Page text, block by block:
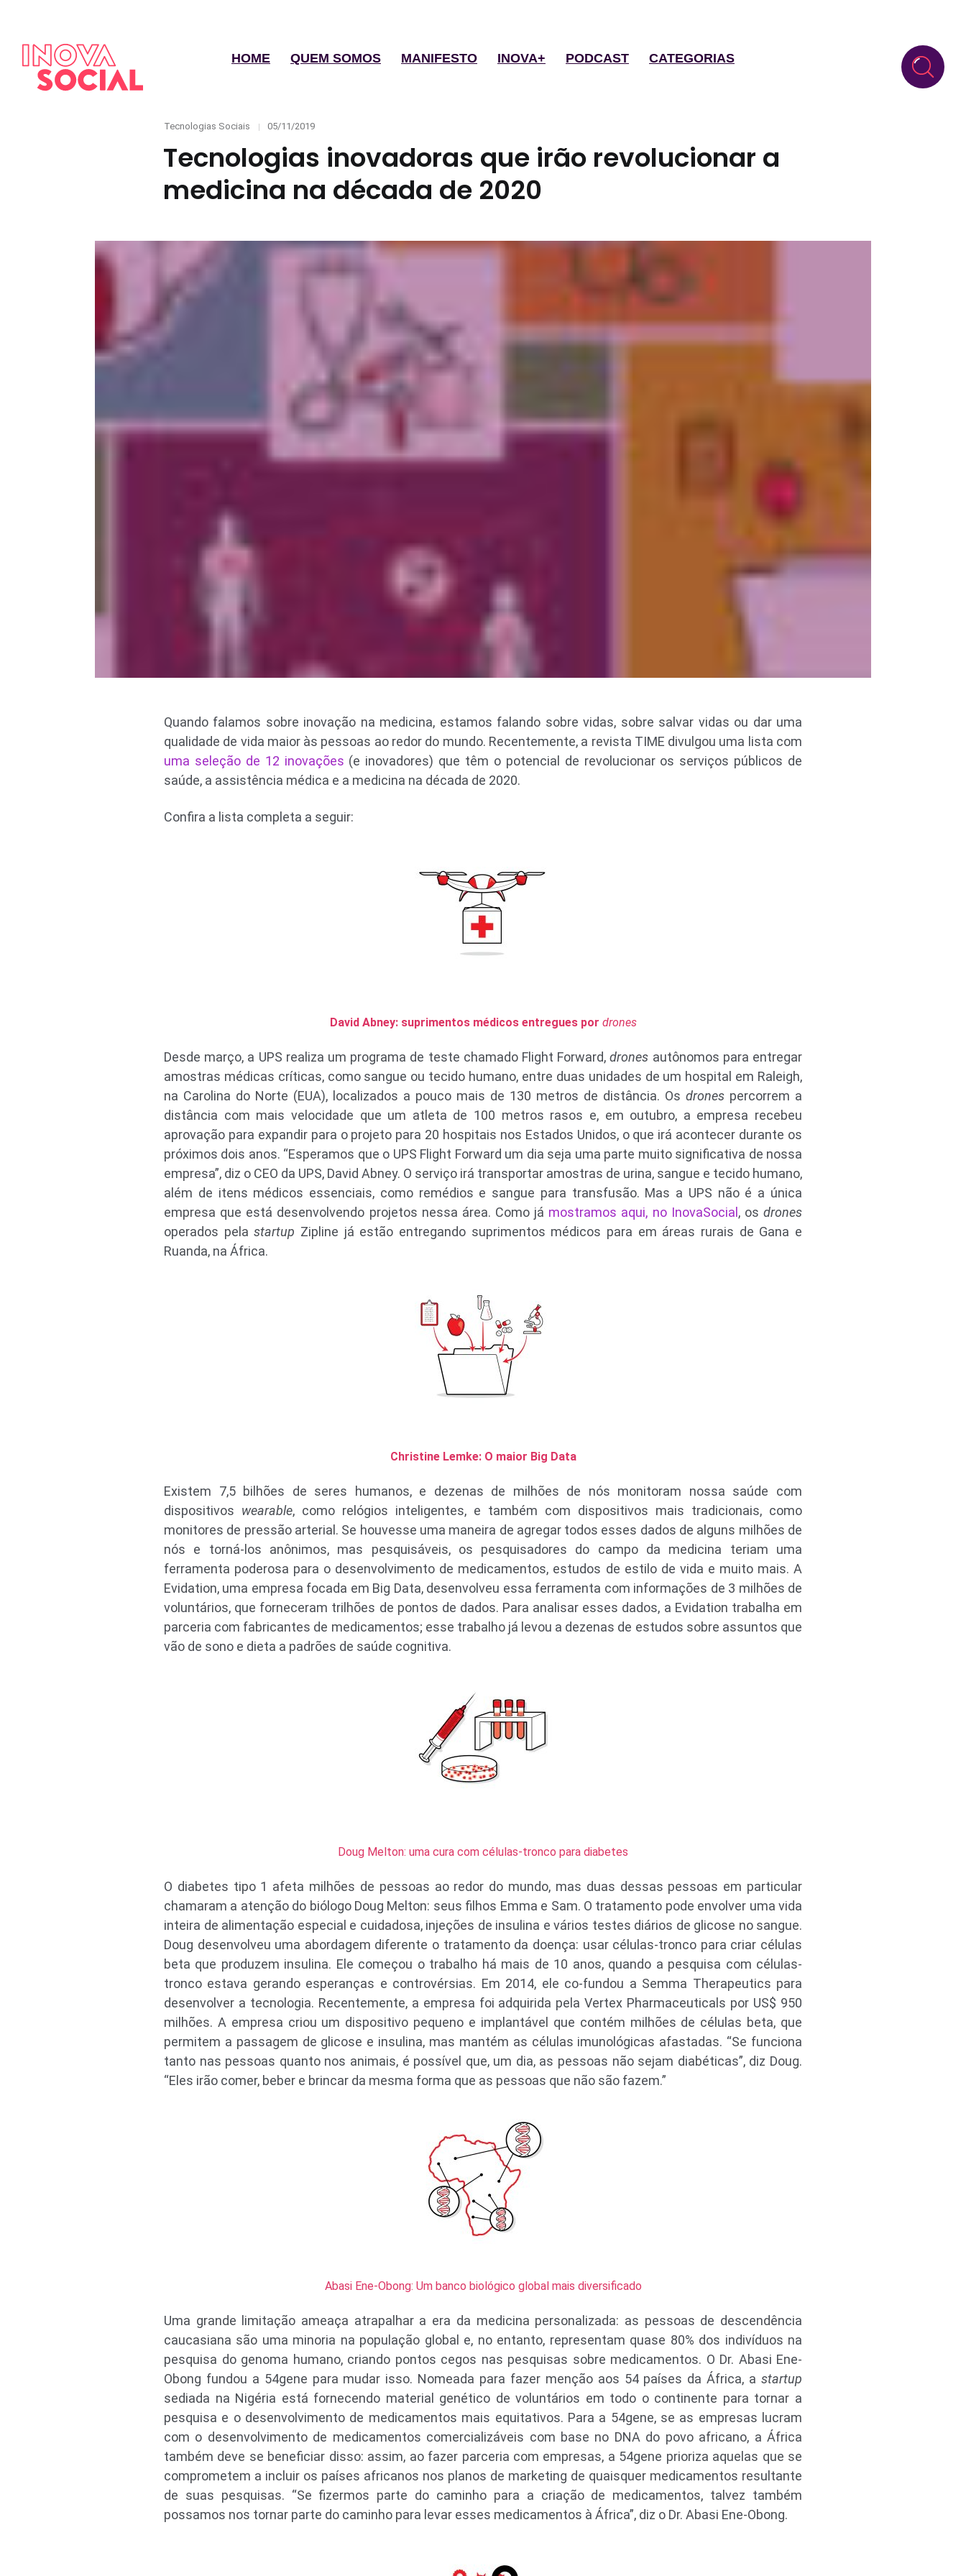
HOME QUEM SOMOS MANIFESTO INOVA+ PODCAST CATEGORIAS
Categories
Tecnologias Sociais
Posted
05/11/2019
Tecnologias inovadoras que irão revolucionar a
medicina na década de 2020
Quando falamos sobre inovação na medicina, estamos falando sobre vidas, sobre salvar vidas ou dar uma
qualidade de vida maior às pessoas ao redor do mundo. Recentemente, a revista TIME divulgou uma lista com
uma seleção de 12 inovações (e inovadores) que têm o potencial de revolucionar os serviços públicos de
saúde, a assistência médica e a medicina na década de 2020.
Confira a lista completa a seguir:
David Abney: suprimentos médicos entregues por drones
Desde março, a UPS realiza um programa de teste chamado Flight Forward,drones autônomos para entregar
amostras médicas críticas, como sangue ou tecido humano, entre duas unidades de um hospital em Raleigh,
na Carolina do Norte (EUA), localizados a pouco mais de 130 metros de distância. Os drones percorrem a
distância com mais velocidade que um atleta de 100 metros rasos e, em outubro, a empresa recebeu
aprovação para expandir para o projeto para 20 hospitais nos Estados Unidos, o que irá acontecer durante os
próximos dois anos. “Esperamos que o UPS Flight Forward um dia seja uma parte muito significativa de nossa
empresa”, diz o CEO da UPS, David Abney. O serviço irá transportar amostras de urina, sangue e tecido humano,
além de itens médicos essenciais, como remédios e sangue para transfusão. Mas a UPS não é a única
empresa que está desenvolvendo projetos nessa área. Como já mostramos aqui, no InovaSocial , osdrones
operados pelastartup Zipline já estão entregando suprimentos médicos para em áreas rurais de Gana e
Ruanda, na África.
Christine Lemke: O maior Big Data
Existem 7,5 bilhões de seres humanos, e dezenas de milhões de nós monitoram nossa saúde com
dispositivos wearable, como relógios inteligentes, e também com dispositivos mais tradicionais, como
monitores de pressão arterial. Se houvesse uma maneira de agregar todos esses dados de alguns milhões de
nós e torná-los anônimos, mas pesquisáveis, os pesquisadores do campo da medicina teriam uma
ferramenta poderosa para o desenvolvimento de medicamentos, estudos de estilo de vida e muito mais. A
Evidation, uma empresa focada em Big Data, desenvolveu essa ferramenta com informações de 3 milhões de
voluntários, que forneceram trilhões de pontos de dados. Para analisar esses dados, a Evidation trabalha em
parceria com fabricantes de medicamentos; esse trabalho já levou a dezenas de estudos sobre assuntos que
vão de sono e dieta a padrões de saúde cognitiva.
Doug Melton: uma cura com células-tronco para diabetes
O diabetes tipo 1 afeta milhões de pessoas ao redor do mundo, mas duas dessas pessoas em particular
chamaram a atenção do biólogo Doug Melton: seus filhos Emma e Sam. O tratamento pode envolver uma vida
inteira de alimentação especial e cuidadosa, injeções de insulina e vários testes diários de glicose no sangue.
Doug desenvolveu uma abordagem diferente o tratamento da doença: usar células-tronco para criar células
beta que produzem insulina. Ele começou o trabalho há mais de 10 anos, quando a pesquisa com células-
tronco estava gerando esperanças e controvérsias. Em 2014, ele co-fundou a Semma Therapeutics para
desenvolver a tecnologia. Recentemente, a empresa foi adquirida pela Vertex Pharmaceuticals por US$ 950
milhões. A empresa criou um dispositivo pequeno e implantável que contém milhões de células beta, que
permitem a passagem de glicose e insulina, mas mantém as células imunológicas afastadas. “Se funciona
tanto nas pessoas quanto nos animais, é possível que, um dia, as pessoas não sejam diabéticas”, diz Doug.
“Eles irão comer, beber e brincar da mesma forma que as pessoas que não são fazem.”
Abasi Ene-Obong: Um banco biológico global mais diversificado
Uma grande limitação ameaça atrapalhar a era da medicina personalizada: as pessoas de descendência
caucasiana são uma minoria na população global e, no entanto, representam quase 80% dos indivíduos na
pesquisa do genoma humano, criando pontos cegos nas pesquisas sobre medicamentos. O Dr. Abasi Ene-
Obong fundou a 54gene para mudar isso. Nomeada para fazer menção aos 54 países da África, a startup
sediada na Nigéria está fornecendo material genético de voluntários em todo o continente para tornar a
pesquisa e o desenvolvimento de medicamentos mais equitativos. Para a 54gene, se as empresas lucram
com o desenvolvimento de medicamentos comercializáveis com base no DNA do povo africano, a África
também deve se beneficiar disso: assim, ao fazer parceria com empresas, a 54gene prioriza aquelas que se
comprometem a incluir os países africanos nos planos de marketing de quaisquer medicamentos resultante
de suas pesquisas. “Se fizermos parte do caminho para a criação de medicamentos, talvez também
possamos nos tornar parte do caminho para levar esses medicamentos à África”, diz o Dr. Abasi Ene-Obong.